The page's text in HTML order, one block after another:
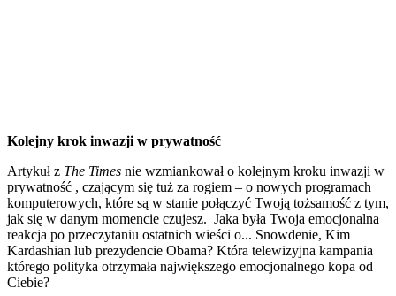
Kolejny krok inwazji w prywatność
Artykuł z The Times nie wzmiankował o kolejnym kroku inwazji w
prywatność , czającym się tuż za rogiem – o nowych programach
komputerowych, które są w stanie połączyć Twoją tożsamość z tym,
jak się w danym momencie czujesz. Jaka była Twoja emocjonalna
reakcja po przeczytaniu ostatnich wieści o... Snowdenie, Kim
Kardashian lub prezydencie Obama? Która telewizyjna kampania
którego polityka otrzymała największego emocjonalnego kopa od
Ciebie?